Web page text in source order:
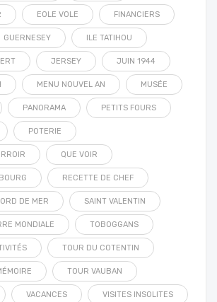
EOLE VOLE FINANCIERS
GUERNESEY ILE TATIHOU
JERSEY JUIN 1944
MENU NOUVEL AN MUSÉE
PANORAMA PETITS FOURS
POTERIE
QUE VOIR
RECETTE DE CHEF
DE MER SAINT VALENTIN
MONDIALE TOBOGGANS
TOUR DU COTENTIN
TOUR VAUBAN
VACANCES VISITES INSOLITES